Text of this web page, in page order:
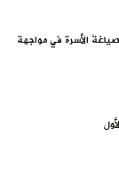
الأسرة في مواجهة